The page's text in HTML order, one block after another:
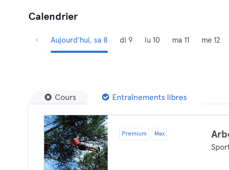
Calendrier
Aujourd’hui, sa 8 di 9 lu 10 ma 11 me 12
Cours Entraînements libres
Premium Max